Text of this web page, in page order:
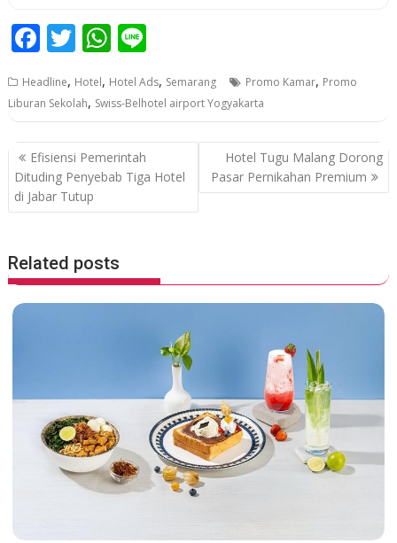
F
ac
e
b
o
o
k
T
w
itt
er
W
h
at
s
A
p
p
e
Headline, Hotel, Hotel Ads, Semarang Promo Kamar, Promo
Liburan Sekolah, Swiss-Belhotel airport Yogyakarta
P
o
s
n
a
i
Efisiensi Pemerintah
Dituding Penyebab Tiga Hotel
di Jabar Tutup
Hotel Tugu Malang Dorong
Pasar Pernikahan Premium
Related posts